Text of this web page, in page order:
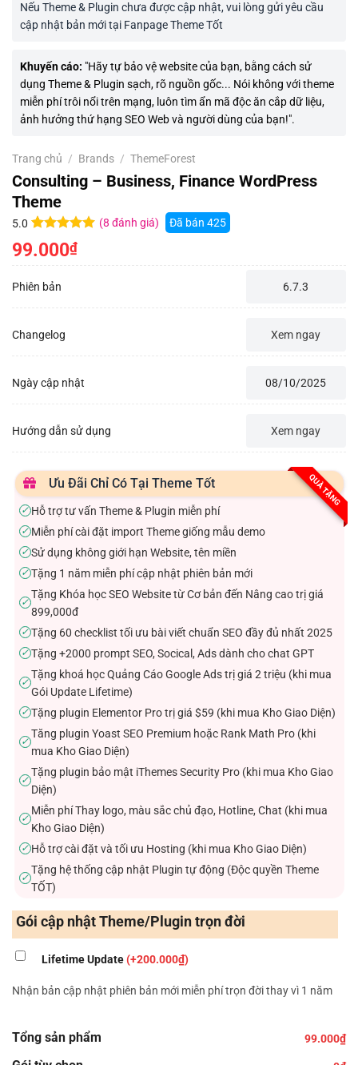
Nếu Theme & Plugin chưa được cập nhật, vui lòng gửi yêu cầu
cập nhật bản mới tại Fanpage Theme Tốt
Khuyến cáo: "Hãy tự bảo vệ website của bạn, bằng cách sử
dụng Theme & Plugin sạch, rõ nguồn gốc... Nói không với theme
miễn phí trôi nổi trên mạng, luôn tìm ẩn mã độc ăn cắp dữ liệu,
ảnh hưởng thứ hạng SEO Web và người dùng của bạn!".
Trang chủ / Brands / ThemeForest
Consulting – Business, Finance WordPress
Theme
5.0
5.0 trên 5
dựa trên
(8 đánh giá) Đã bán 425
99.000₫
Phiên bản 6.7.3
Changelog Xem ngay
Ngày cập nhật 08/10/2025
Hướng dẫn sử dụng Xem ngay
QUÀ TẶNG
Ưu Đãi Chỉ Có Tại Theme Tốt
✓Hỗ trợ tư vấn Theme & Plugin miễn phí
✓Miễn phí cài đặt import Theme giống mẫu demo
✓Sử dụng không giới hạn Website, tên miền
✓Tặng 1 năm miễn phí cập nhật phiên bản mới
✓
Tặng Khóa học SEO Website từ Cơ bản đến Nâng cao trị giá
899,000đ
✓Tặng 60 checklist tối ưu bài viết chuẩn SEO đầy đủ nhất 2025
✓Tặng +2000 prompt SEO, Socical, Ads dành cho chat GPT
✓
Tặng khoá học Quảng Cáo Google Ads trị giá 2 triệu (khi mua
Gói Update Lifetime)
✓Tặng plugin Elementor Pro trị giá $59 (khi mua Kho Giao Diện)
✓
Tăng plugin Yoast SEO Premium hoặc Rank Math Pro (khi
mua Kho Giao Diện)
✓
Tặng plugin bảo mật iThemes Security Pro (khi mua Kho Giao
Diện)
✓
Miễn phí Thay logo, màu sắc chủ đạo, Hotline, Chat (khi mua
Kho Giao Diện)
✓Hỗ trợ cài đặt và tối ưu Hosting (khi mua Kho Giao Diện)
✓
Tặng hệ thống cập nhật Plugin tự động (Độc quyền Theme
TỐT)
Gói cập nhật Theme/Plugin trọn đời
Lifetime Update(+200.000₫)
Nhận bản cập nhật phiên bản mới miễn phí trọn đời thay vì 1 năm
Tổng sản phẩm 99.000₫